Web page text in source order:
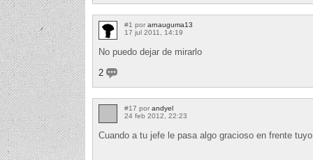
#1 por arnauguma13
17 jul 2011, 14:19
No puedo dejar de mirarlo
2
#17 por andyel
24 feb 2012, 22:23
Cuando a tu jefe le pasa algo gracioso en frente tuyo